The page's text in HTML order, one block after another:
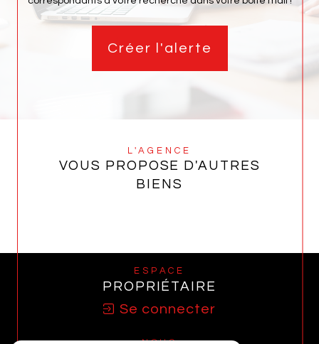
Créer l'alerte
L'AGENCE
VOUS PROPOSE D'AUTRES
BIENS
ESPACE
PROPRIÉTAIRE
Se connecter